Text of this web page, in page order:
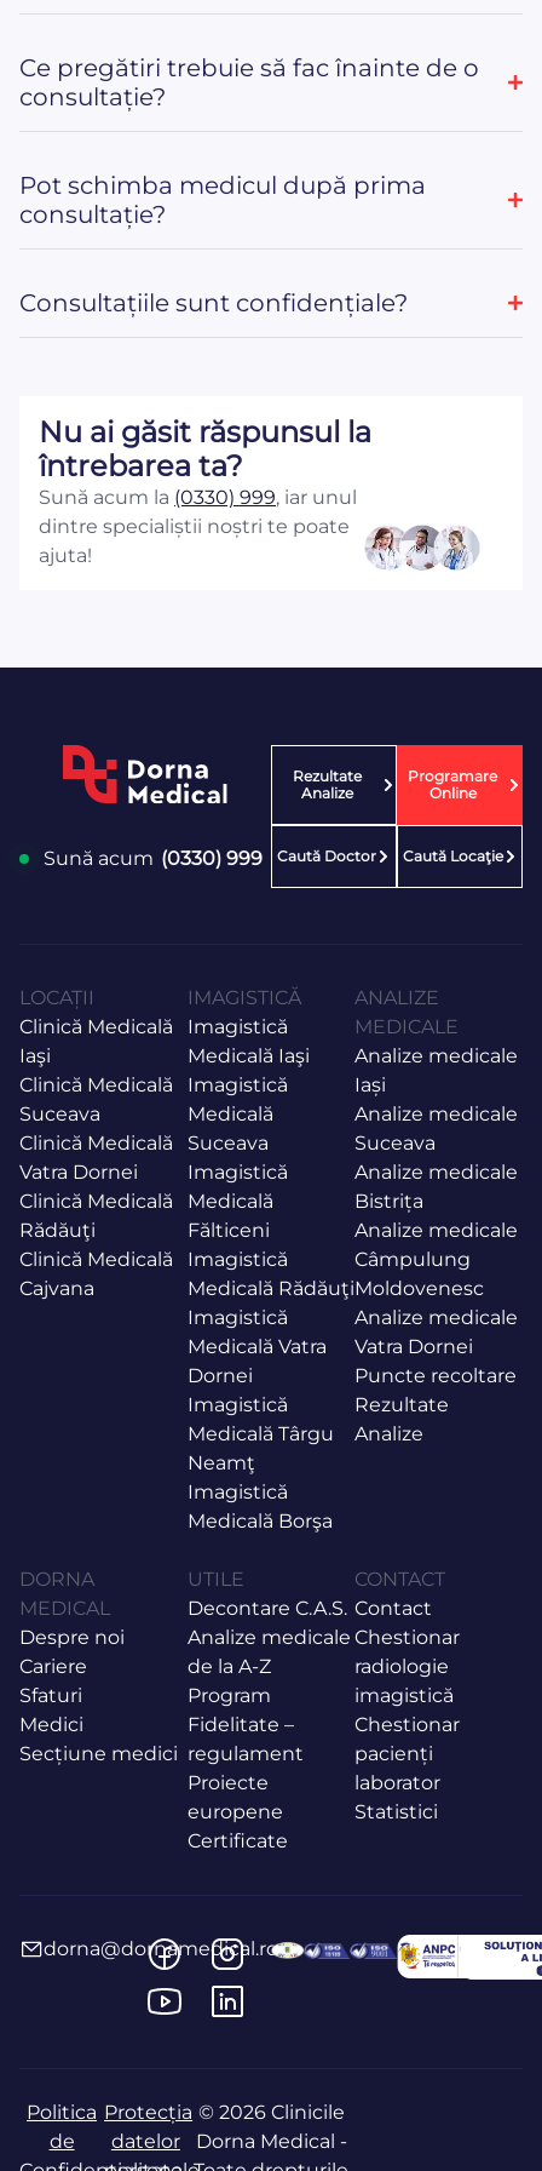
Ce pregătiri trebuie să fac înainte de o
consultație?
Pot schimba medicul după prima
consultație?
Consultațiile sunt confidențiale?
Nu ai găsit răspunsul la
întrebarea ta?
Sună acum la (0330) 999, iar unul
dintre specialiștii noștri te poate
ajuta!
Sună acum (0330) 999
Rezultate
Analize
Programare
Online
Caută Doctor Caută Locaţie
LOCAȚII
Clinică Medicală
Iaşi
Clinică Medicală
Suceava
Clinică Medicală
Vatra Dornei
Clinică Medicală
Rădăuţi
Clinică Medicală
Cajvana
IMAGISTICĂ
Imagistică
Medicală Iaşi
Imagistică
Medicală
Suceava
Imagistică
Medicală
Fălticeni
Imagistică
Medicală Rădăuţi
Imagistică
Medicală Vatra
Dornei
Imagistică
Medicală Târgu
Neamţ
Imagistică
Medicală Borşa
ANALIZE
MEDICALE
Analize medicale
Iași
Analize medicale
Suceava
Analize medicale
Bistrița
Analize medicale
Câmpulung
Moldovenesc
Analize medicale
Vatra Dornei
Puncte recoltare
Rezultate
Analize
DORNA
MEDICAL
Despre noi
Cariere
Sfaturi
Medici
Secțiune medici
UTILE
Decontare C.A.S.
Analize medicale
de la A-Z
Program
Fidelitate –
regulament
Proiecte
europene
Certificate
CONTACT
Contact
Chestionar
radiologie
imagistică
Chestionar
pacienți
laborator
Statistici
dorna@dornamedical.ro
Politica
de
Protecția
datelor
© 2026 Clinicile
Dorna Medical -